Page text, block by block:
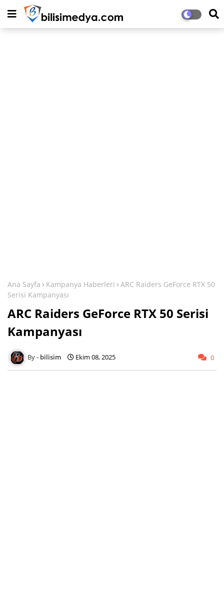
Ana Sayfa Kampanya Haberleri
ARC Raiders GeForce RTX 50
Serisi Kampanyası
ARC Raiders GeForce RTX 50 Serisi
Kampanyası
bilisim Ekim 08, 2025 0